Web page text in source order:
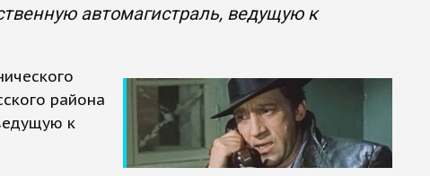
автомагистраль, ведущую к
района
к